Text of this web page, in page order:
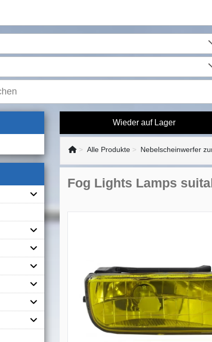
Wieder auf Lager
Alle Produkte Nebelscheinwerfer
Fog Lights Lamps